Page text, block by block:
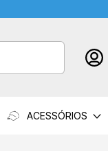
ACESSÓRIOS